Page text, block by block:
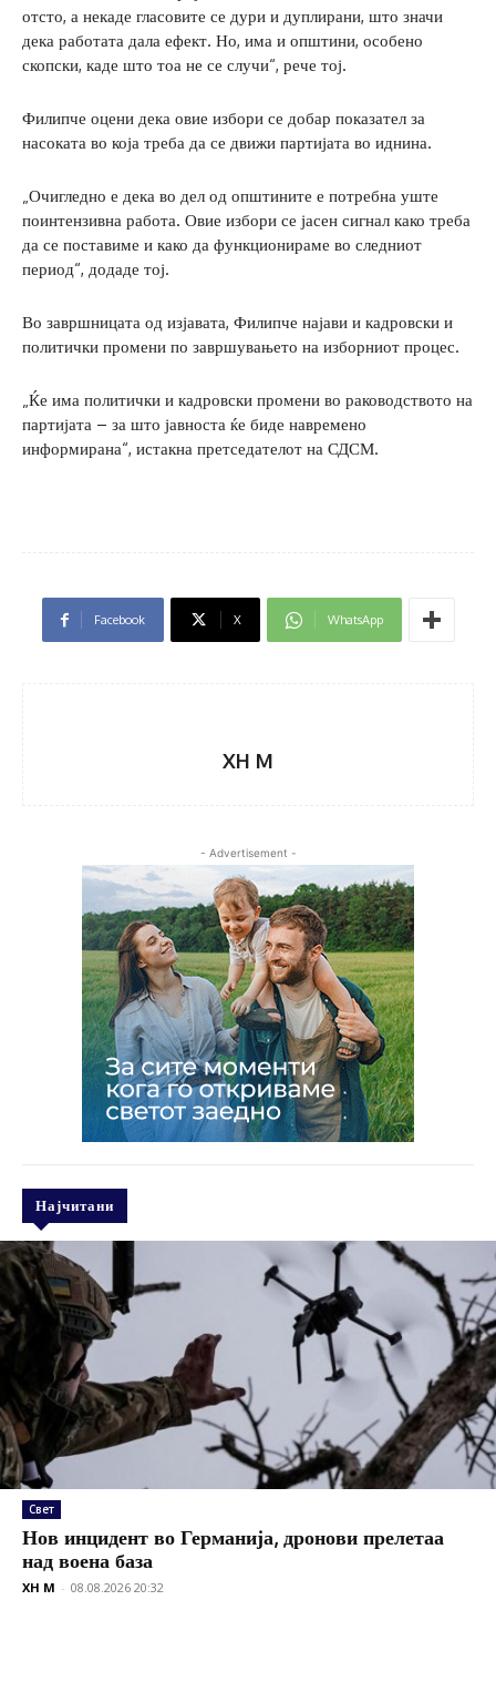
отсто, а некаде гласовите се дури и дуплирани, што значи
дека работата дала ефект. Но, има и општини, особено
скопски, каде што тоа не се случи“, рече тој.
Филипче оцени дека овие избори се добар показател за
насоката во која треба да се движи партијата во иднина.
„Очигледно е дека во дел од општините е потребна уште
поинтензивна работа. Овие избори се јасен сигнал како треба
да се поставиме и како да функционираме во следниот
период“, додаде тој.
Во завршницата од изјавата, Филипче најави и кадровски и
политички промени по завршувањето на изборниот процес.
„Ќе има политички и кадровски промени во раководството на
партијата – за што јавноста ќе биде навремено
информирана“, истакна претседателот на СДСМ.
Facebook X WhatsApp
XH M
- Advertisement -
Најчитани
Свет
Нов инцидент во Германија, дронови прелетаа
над воена база
XH M - 08.08.2026 20:32